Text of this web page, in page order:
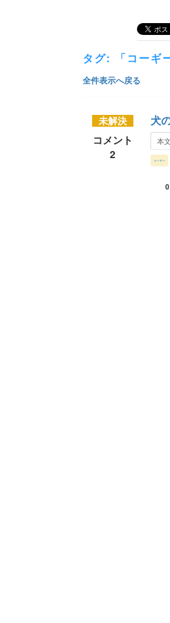
タグ: 「コーギ
全件表示へ戻る
未解決
コメント
2
犬
本
コーギー
0